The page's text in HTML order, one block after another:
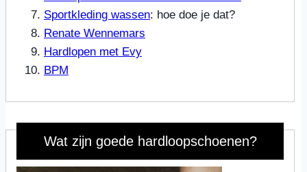
Sportkleding wassen: hoe doe je dat?
Renate Wennemars
Hardlopen met Evy
BPM
Wat zijn goede hardloopschoenen?